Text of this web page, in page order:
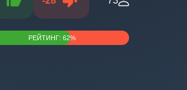
РЕЙТИНГ: 62%